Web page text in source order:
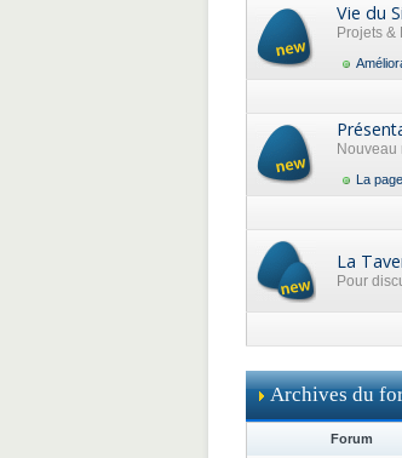
Vie du
Projets &
Nouveau
La
La
Pour
Archives du
Forum